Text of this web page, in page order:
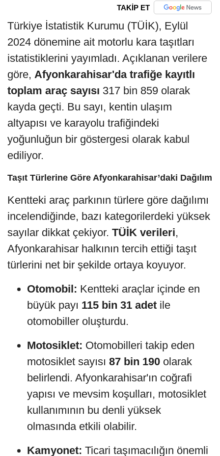
TAKİP ET
Türkiye İstatistik Kurumu (TÜİK), Eylül
2024 dönemine ait motorlu kara taşıtları
istatistiklerini yayımladı. Açıklanan verilere
göre, Afyonkarahisar'da trafiğe kayıtlı
toplam araç sayısı 317 bin 859 olarak
kayda geçti. Bu sayı, kentin ulaşım
altyapısı ve karayolu trafiğindeki
yoğunluğun bir göstergesi olarak kabul
ediliyor.
Taşıt Türlerine Göre Afyonkarahisar’daki Dağılım
Kentteki araç parkının türlere göre dağılımı
incelendiğinde, bazı kategorilerdeki yüksek
sayılar dikkat çekiyor. TÜİK verileri,
Afyonkarahisar halkının tercih ettiği taşıt
türlerini net bir şekilde ortaya koyuyor.
Otomobil: Kentteki araçlar içinde en
büyük payı 115 bin 31 adet ile
otomobiller oluşturdu.
Motosiklet: Otomobilleri takip eden
motosiklet sayısı 87 bin 190 olarak
belirlendi. Afyonkarahisar'ın coğrafi
yapısı ve mevsim koşulları, motosiklet
kullanımının bu denli yüksek
olmasında etkili olabilir.
Kamyonet: Ticari taşımacılığın önemli